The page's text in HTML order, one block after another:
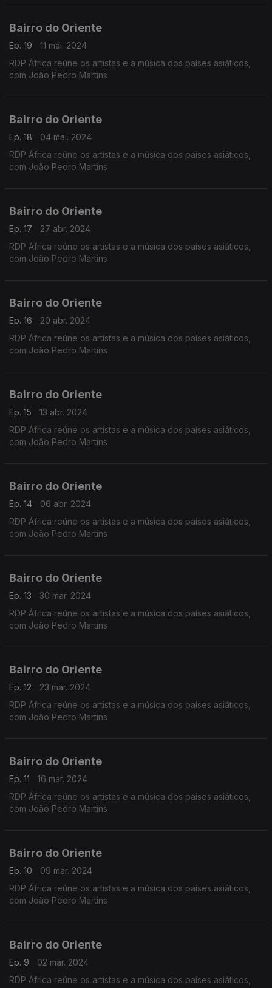
Bairro do Oriente
Ep. 19
11 mai. 2024
RDP África reúne os artistas e a música dos países asiáticos,
com João Pedro Martins
Bairro do Oriente
Ep. 18
04 mai. 2024
RDP África reúne os artistas e a música dos países asiáticos,
com João Pedro Martins
Bairro do Oriente
Ep. 17
27 abr. 2024
RDP África reúne os artistas e a música dos países asiáticos,
com João Pedro Martins
Bairro do Oriente
Ep. 16
20 abr. 2024
RDP África reúne os artistas e a música dos países asiáticos,
com João Pedro Martins
Bairro do Oriente
Ep. 15
13 abr. 2024
RDP África reúne os artistas e a música dos países asiáticos,
com João Pedro Martins
Bairro do Oriente
Ep. 14
06 abr. 2024
RDP África reúne os artistas e a música dos países asiáticos,
com João Pedro Martins
Bairro do Oriente
Ep. 13
30 mar. 2024
RDP África reúne os artistas e a música dos países asiáticos,
com João Pedro Martins
Bairro do Oriente
Ep. 12
23 mar. 2024
RDP África reúne os artistas e a música dos países asiáticos,
com João Pedro Martins
Bairro do Oriente
Ep. 11
16 mar. 2024
RDP África reúne os artistas e a música dos países asiáticos,
com João Pedro Martins
Bairro do Oriente
Ep. 10
09 mar. 2024
RDP África reúne os artistas e a música dos países asiáticos,
com João Pedro Martins
Bairro do Oriente
Ep. 9
02 mar. 2024
RDP África reúne os artistas e a música dos países asiáticos,